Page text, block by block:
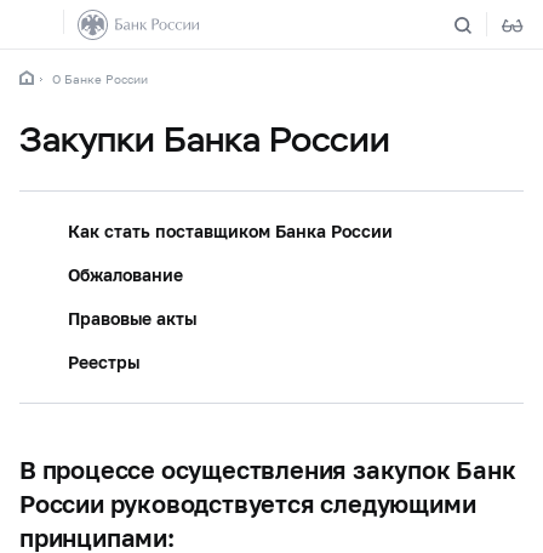
О Банке России
Закупки Банка России
Как стать поставщиком Банка России
Обжалование
Правовые акты
Реестры
В процессе осуществления закупок Банк
России руководствуется следующими
принципами: